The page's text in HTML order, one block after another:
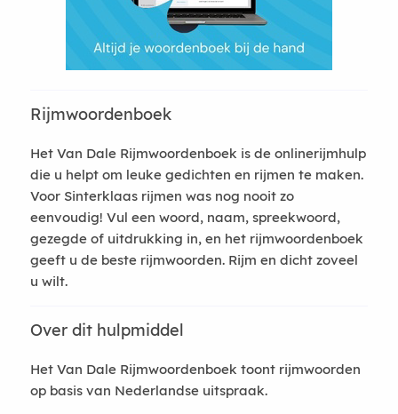
Rijmwoordenboek
Het Van Dale Rijmwoordenboek is de onlinerijmhulp
die u helpt om leuke gedichten en rijmen te maken.
Voor Sinterklaas rijmen was nog nooit zo
eenvoudig! Vul een woord, naam, spreekwoord,
gezegde of uitdrukking in, en het rijmwoordenboek
geeft u de beste rijmwoorden. Rijm en dicht zoveel
u wilt.
Over dit hulpmiddel
Het Van Dale Rijmwoordenboek toont rijmwoorden
op basis van Nederlandse uitspraak.